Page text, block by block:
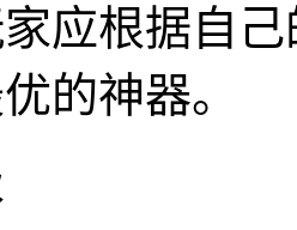
应根据自
的神器。